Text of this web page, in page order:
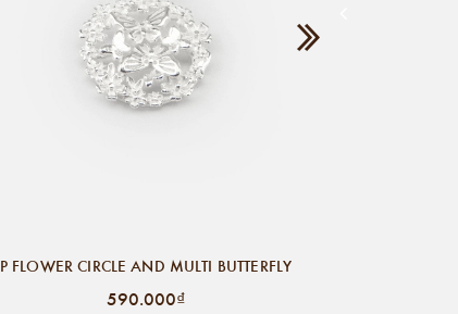
P FLOWER CIRCLE AND MULTI BUTTERFLY
590.000₫